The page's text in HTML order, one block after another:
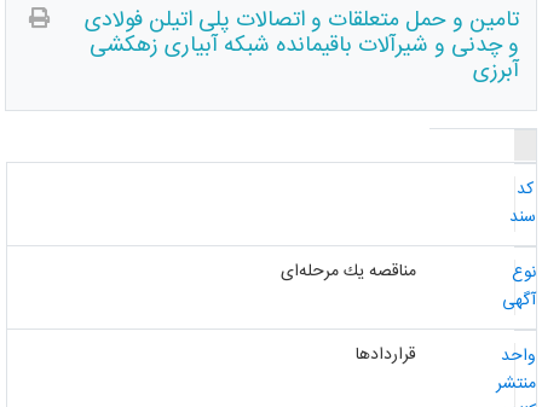
تامین و حمل متعلقات و اتصالات پلی اتیلن فولادی
و چدنی و شیرآلات باقیمانده شبکه آبیاری زهکشی
آبرزی
مناقصه یك مرحله‌ای
قراردادها